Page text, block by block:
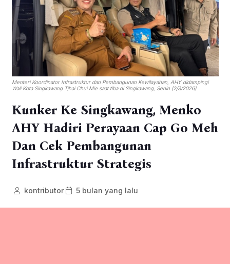
Menteri Koordinator Infrastruktur dan Pembangunan Kewilayahan, AHY didampingi
Wali Kota Singkawang Tjhai Chui Mie saat tiba di Singkawang, Senin (2/3/2026)
Kunker Ke Singkawang, Menko
AHY Hadiri Perayaan Cap Go Meh
Dan Cek Pembangunan
Infrastruktur Strategis
kontributor 5 bulan yang lalu